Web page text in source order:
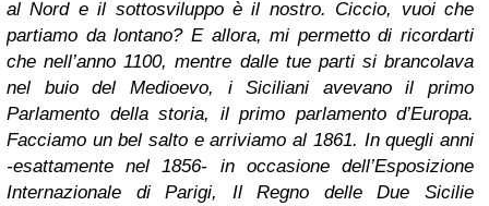
al Nord e il sottosviluppo è il nostro. Ciccio, vuoi che
partiamo da lontano? E allora, mi permetto di ricordarti
che nell’anno 1100, mentre dalle tue parti si brancolava
nel buio del Medioevo, i Siciliani avevano il primo
Parlamento della storia, il primo parlamento d’Europa.
Facciamo un bel salto e arriviamo al 1861. In quegli anni
-esattamente nel 1856- in occasione dell’Esposizione
Internazionale di Parigi, Il Regno delle Due Sicilie